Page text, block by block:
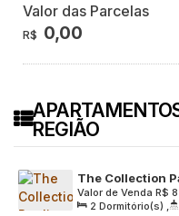
Valor das Parcelas
R$ 0,00
REGIÃO
The Collection
Pronto para
suíte | 01 vaga
R$
Valor de Venda
Leão, 730, Zona
2 Dormitório(s) ,